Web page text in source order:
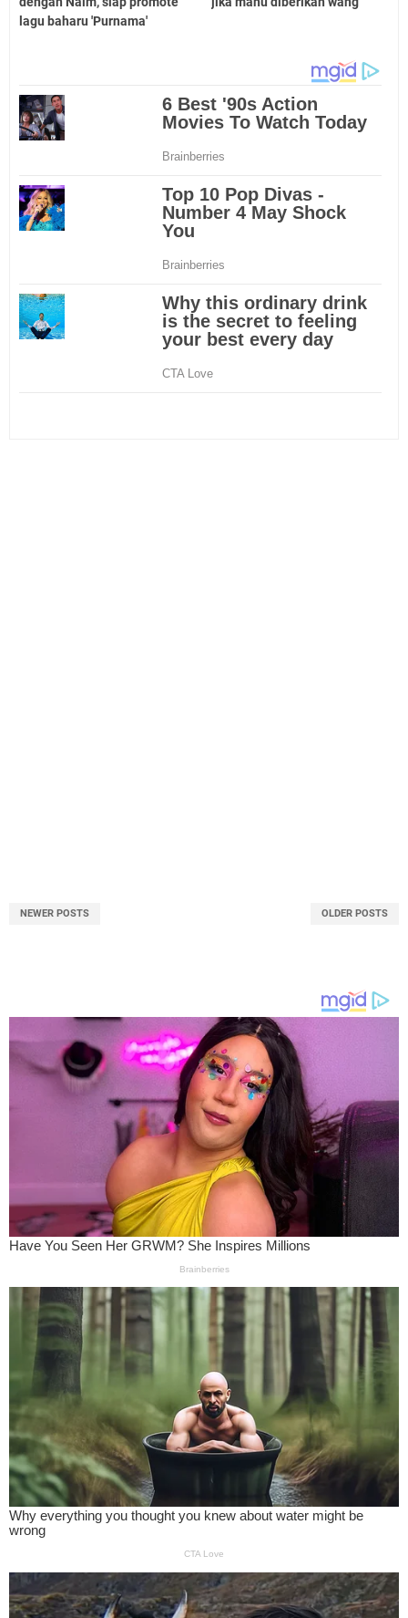
lagu baharu 'Purnama'
NEWER POSTS OLDER POSTS